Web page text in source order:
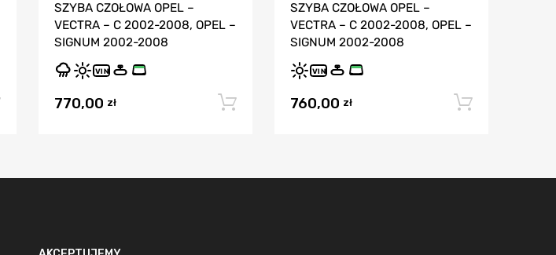
Dodaj do koszyka
SZYBA CZOŁOWA OPEL –
VECTRA – C 2002-2008, OPEL –
SIGNUM 2002-2008
VIN
770,00 zł Dodaj do koszyka
SZYBA CZOŁOWA OPEL –
VECTRA – C 2002-2008, OPEL –
SIGNUM 2002-2008
VIN
760,00 zł